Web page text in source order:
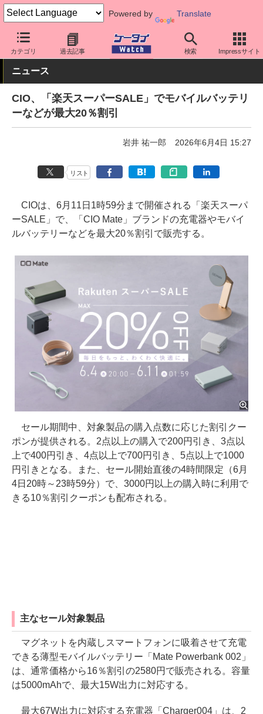
Powered by Translate
カテゴリ 過去記事 検索 Impressサイト
ケータイ Watch 周辺機器/アクセサリー 充電器
ニュース
CIO、「楽天スーパーSALE」でモバイルバッテリ
ーなどが最大20％割引
岩井 祐一郎 2026年6月4日 15:27
リスト
CIOは、6月11日1時59分まで開催される「楽天スーパ
ーSALE」で、「CIO Mate」ブランドの充電器やモバイ
ルバッテリーなどを最大20％割引で販売する。
セール期間中、対象製品の購入点数に応じた割引クー
ポンが提供される。2点以上の購入で200円引き、3点以
上で400円引き、4点以上で700円引き、5点以上で1000
円引きとなる。また、セール開始直後の4時間限定（6月
4日20時～23時59分）で、3000円以上の購入時に利用で
きる10％割引クーポンも配布される。
主なセール対象製品
マグネットを内蔵しスマートフォンに吸着させて充電
できる薄型モバイルバッテリー「Mate Powerbank 002」
は、通常価格から16％割引の2580円で販売される。容量
は5000mAhで、最大15W出力に対応する。
最大67W出力に対応する充電器「Charger004」は、2